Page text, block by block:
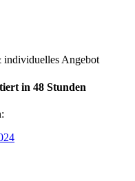
Angebot
in 48 Stunden